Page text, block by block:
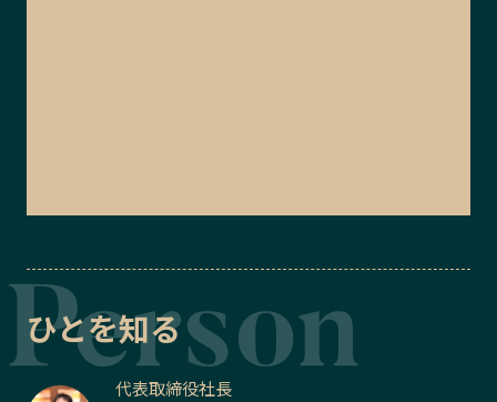
ひとを知る
代表取締役社長